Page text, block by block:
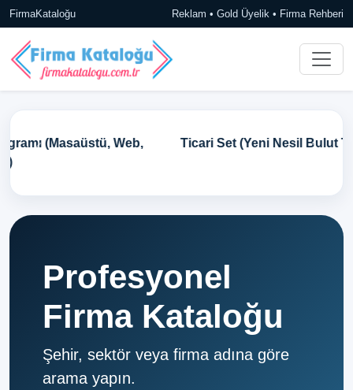
FirmaKataloğu Reklam • Gold Üyelik • Firma Rehberi
Ticari Set (Yeni Nesil Bulut Tabanlı Ön Muhasebe)
Profesyonel
Firma Kataloğu
Şehir, sektör veya firma adına göre
arama yapın.